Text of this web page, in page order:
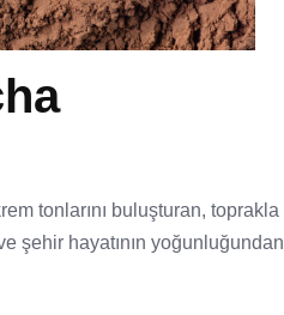
tonlarını buluşturan, toprakla
şehir hayatının yoğunluğundan